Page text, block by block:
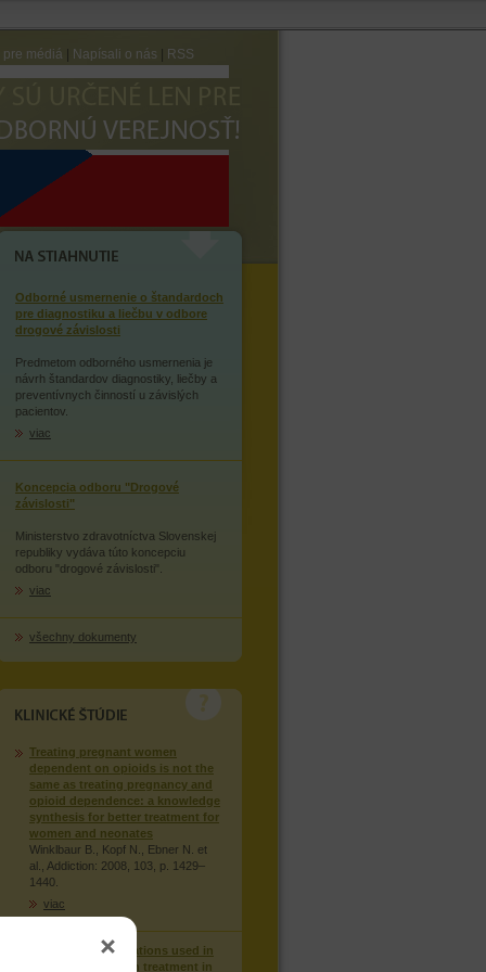
pre médiá Napísali o nás RSS
OPIÁTOCH
NA STIAHNUTIE
Odborné usmernenie o štandardoch
pre diagnostiku a liečbu v odbore
drogové závislosti
Predmetom odborného usmernenia je
návrh štandardov diagnostiky, liečby a
preventívnych činností u závislých
pacientov.
viac
Koncepcia odboru "Drogové
závislosti"
Ministerstvo zdravotníctva Slovenskej
republiky vydáva túto koncepciu
odboru "drogové závislosti".
viac
všechny dokumenty
KLINICKÉ STUDIE
Treating pregnant women
dependent on opioids is not the
same as treating pregnancy and
opioid dependence: a knowledge
synthesis for better treatment for
women and neonates
Winklbaur B., Kopf N., Ebner N. et
al., Addiction: 2008, 103, p. 1429–
1440.
viac
Injection of medications used in
opioid substitution treatment in